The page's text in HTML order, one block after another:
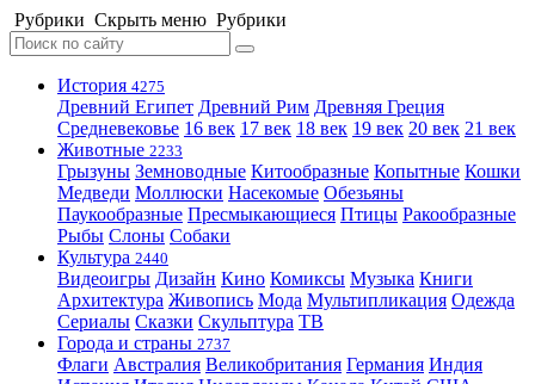
Рубрики Скрыть меню Рубрики
История 4275
Древний Египет Древний Рим Древняя Греция
Средневековье 16 век 17 век 18 век 19 век 20 век 21 век
Животные 2233
Грызуны Земноводные Китообразные Копытные Кошки
Медведи Моллюски Насекомые Обезьяны
Паукообразные Пресмыкающиеся Птицы Ракообразные
Рыбы Слоны Собаки
Культура 2440
Видеоигры Дизайн Кино Комиксы Музыка Книги
Архитектура Живопись Мода Мультипликация Одежда
Сериалы Сказки Скульптура ТВ
Города и страны 2737
Флаги Австралия Великобритания Германия Индия